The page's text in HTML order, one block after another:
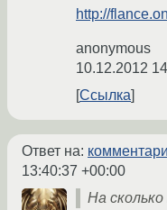
http://
anonymous
10.12.2012
Ссылка
Ответ на:
13:40:37 +00:00
На